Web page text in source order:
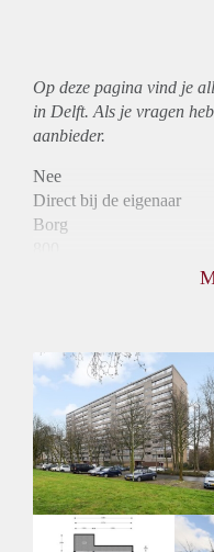
Op deze pagina vind je
in Delft. Als je vragen
aanbieder.
Nee
Direct bij de eigenaar
Borg
Inkomen eis
Huurtermijn
Onbepaalde termijn
Oplevering
Kaal